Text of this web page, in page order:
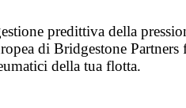
predittiva della
di Bridgestone
della tua flotta.